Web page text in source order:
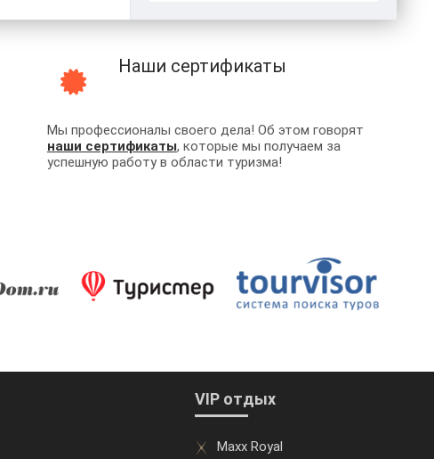
Наши сертификаты
Мы профессионалы своего дела! Об этом говорят
наши сертификаты, которые мы получаем за
успешную работу в области туризма!
VIP отдых
Maxx Royal